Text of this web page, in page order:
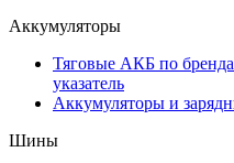
Аккумуляторы
Тяговые АКБ по
указатель
Аккумуляторы и
Шины